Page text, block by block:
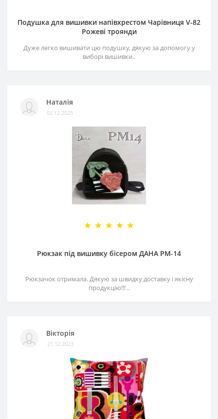
Подушка для вишивки напівхрестом Чарівниця V-82
Рожеві троянди
Дуже легко вишивати цю подушку, дякую за допомогу у
виборі вишивки..
Наталія
02.12.2025
Рюкзак під вишивку бісером ДАНА РМ-14
Рюкзачок отримала. Дякую за швидку доставку і якісну
продукцію!!! ..
Вікторія
21.12.2023